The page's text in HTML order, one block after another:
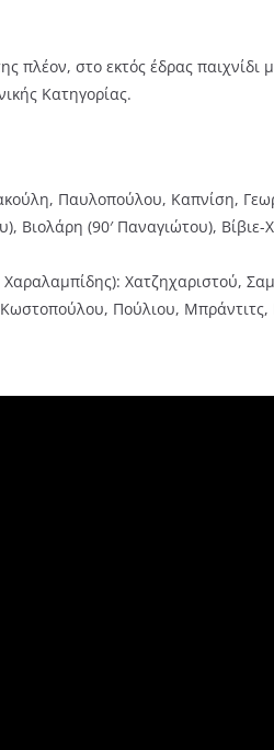
πλέον, στο εκτός έδρας παιχνίδι
Κατηγορίας.
Παυλοπούλου, Καπνίση,
Βιολάρη (90′ Παναγιώτου),
Χαραλαμπίδης): Χατζηχαριστού,
Πούλιου, Μπράντιτς,